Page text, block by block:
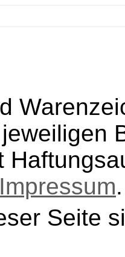
Impressum.
Seite